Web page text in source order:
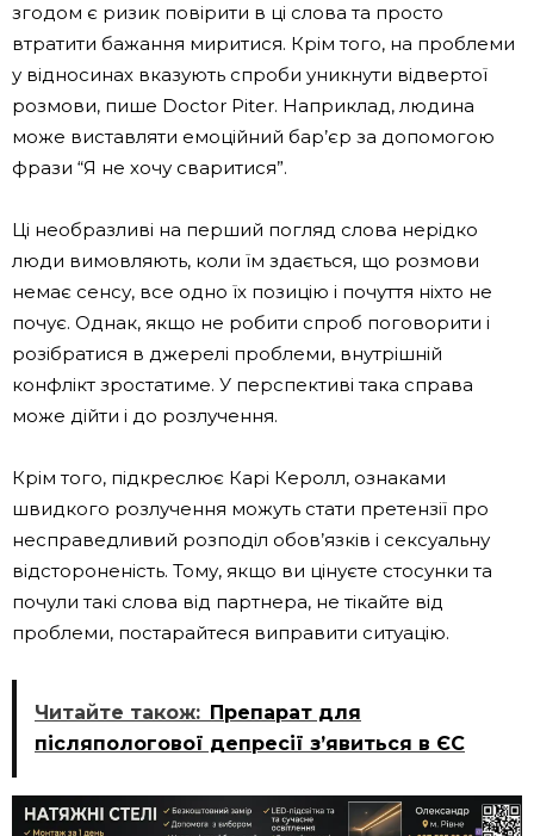
згодом є ризик повірити в ці слова та просто
втратити бажання миритися. Крім того, на проблеми
у відносинах вказують спроби уникнути відвертої
розмови, пише Doctor Piter. Наприклад, людина
може виставляти емоційний бар’єр за допомогою
фрази “Я не хочу сваритися”.
Ці необразливі на перший погляд слова нерідко
люди вимовляють, коли їм здається, що розмови
немає сенсу, все одно їх позицію і почуття ніхто не
почує. Однак, якщо не робити спроб поговорити і
розібратися в джерелі проблеми, внутрішній
конфлікт зростатиме. У перспективі така справа
може дійти і до розлучення.
Крім того, підкреслює Карі Керолл, ознаками
швидкого розлучення можуть стати претензії про
несправедливий розподіл обов’язків і сексуальну
відстороненість. Тому, якщо ви цінуєте стосунки та
почули такі слова від партнера, не тікайте від
проблеми, постарайтеся виправити ситуацію.
Читайте також: Препарат для
післяпологової депресії з’явиться в ЄС